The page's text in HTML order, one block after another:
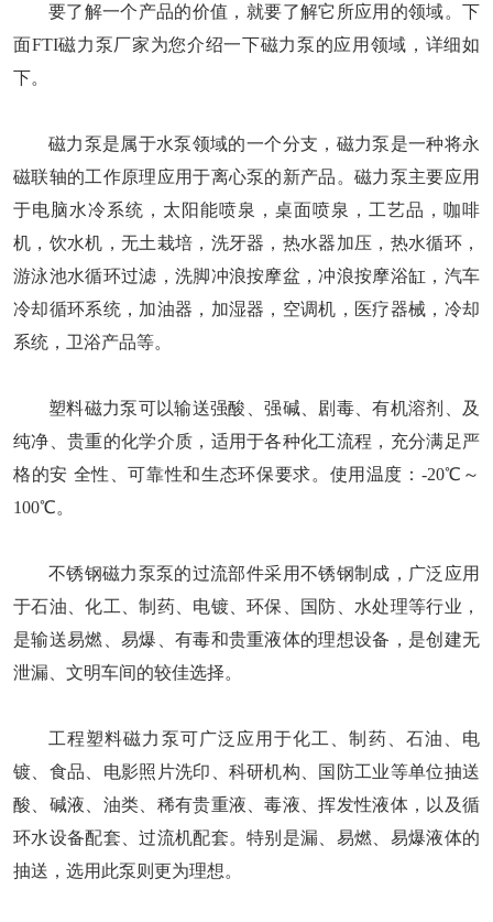
要了解一个产品的价值，就要了解它所应用的领域。下
面FTI磁力泵厂家为您介绍一下磁力泵的应用领域，详细如
下。
磁力泵是属于水泵领域的一个分支，磁力泵是一种将永
磁联轴的工作原理应用于离心泵的新产品。磁力泵主要应用
于电脑水冷系统，太阳能喷泉，桌面喷泉，工艺品，咖啡
机，饮水机，无土栽培，洗牙器，热水器加压，热水循环，
游泳池水循环过滤，洗脚冲浪按摩盆，冲浪按摩浴缸，汽车
冷却循环系统，加油器，加湿器，空调机，医疗器械，冷却
系统，卫浴产品等。
塑料磁力泵可以输送强酸、强碱、剧毒、有机溶剂、及
纯净、贵重的化学介质，适用于各种化工流程，充分满足严
格的安 全性、可靠性和生态环保要求。使用温度：-20℃～
100℃。
不锈钢磁力泵泵的过流部件采用不锈钢制成，广泛应用
于石油、化工、制药、电镀、环保、国防、水处理等行业，
是输送易燃、易爆、有毒和贵重液体的理想设备，是创建无
泄漏、文明车间的较佳选择。
工程塑料磁力泵可广泛应用于化工、制药、石油、电
镀、食品、电影照片洗印、科研机构、国防工业等单位抽送
酸、碱液、油类、稀有贵重液、毒液、挥发性液体，以及循
环水设备配套、过流机配套。特别是漏、易燃、易爆液体的
抽送，选用此泵则更为理想。